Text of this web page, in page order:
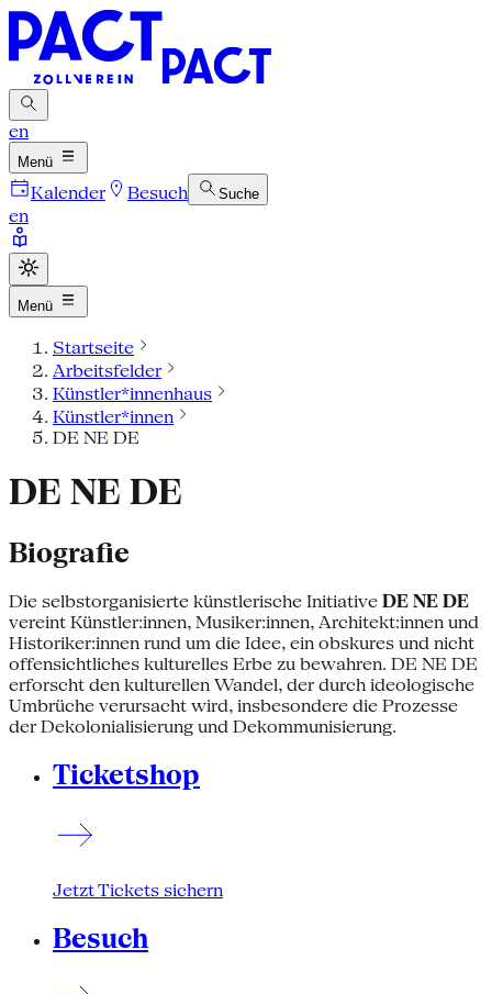
en
Menü
Kalender Besuch Suche
en
Menü
Startseite
Arbeitsfelder
Künstler*innenhaus
Künstler*innen
DE NE DE
DE NE DE
Biografie
Die selbstorganisierte künstlerische Initiative DE NE DE
vereint Künstler:innen, Musiker:innen, Architekt:innen und
Historiker:innen rund um die Idee, ein obskures und nicht
offensichtliches kulturelles Erbe zu bewahren. DE NE DE
erforscht den kulturellen Wandel, der durch ideologische
Umbrüche verursacht wird, insbesondere die Prozesse
der Dekolonialisierung und Dekommunisierung.
Ticketshop
Jetzt Tickets sichern
Besuch